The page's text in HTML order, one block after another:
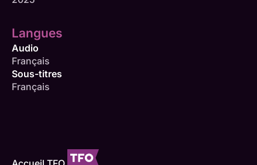
Langues
Audio
Français
Sous-titres
Français